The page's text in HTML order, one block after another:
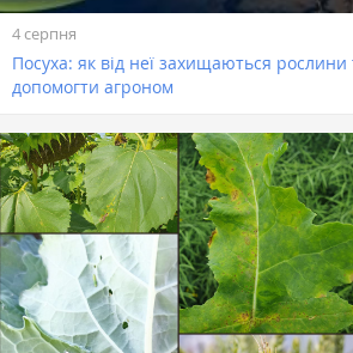
4 серпня
Посуха: як від неї захищаються
допомогти агроном